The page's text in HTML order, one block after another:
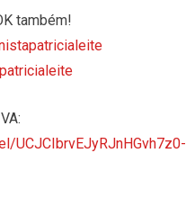
também!
UCJCIbrvEJyRJnHGvh7z0-